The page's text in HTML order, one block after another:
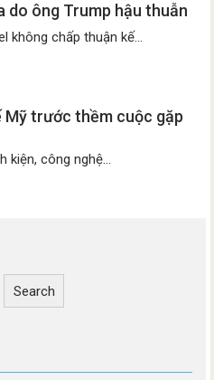
do ông Trump hậu thuẫn
không chấp thuận kế...
trước thềm cuộc gặp
kiện, công nghệ...
Search